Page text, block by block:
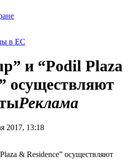
в ЕС
и “Podil Plaza
осуществляют
Реклама
2017, 13:18